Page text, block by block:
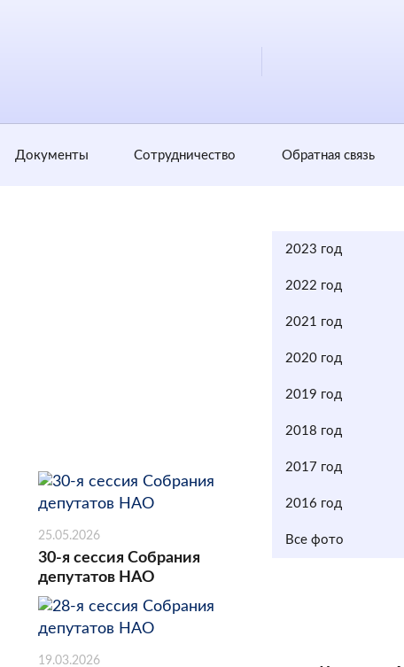
Документы Сотрудничество Обратная cвязь
25.05.2026
30-я сессия Собрания
депутатов НАО
19.03.2026
2023 год
2022 год
2021 год
2020 год
2019 год
2018 год
2017 год
2016 год
Все фото